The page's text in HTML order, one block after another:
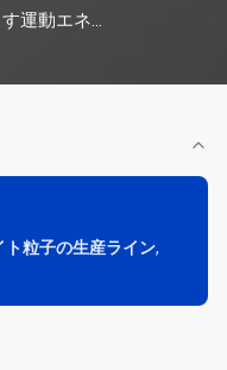
運動エネ...
ト粒子の生産ライン,